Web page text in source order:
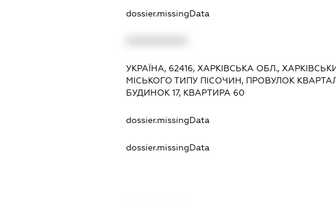
dossier.missingData
УКРАЇНА, 62416, ХАРКІВСЬКА ОБЛ.,
МІСЬКОГО ТИПУ ПІСОЧИН, ПРОВУЛОК
БУДИНОК 17, КВАРТИРА 60
dossier.missingData
dossier.missingData